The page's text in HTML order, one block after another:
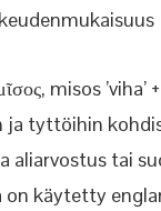
misos ’viha’
ja tyttöihin
aliarvostus tai
on käytetty